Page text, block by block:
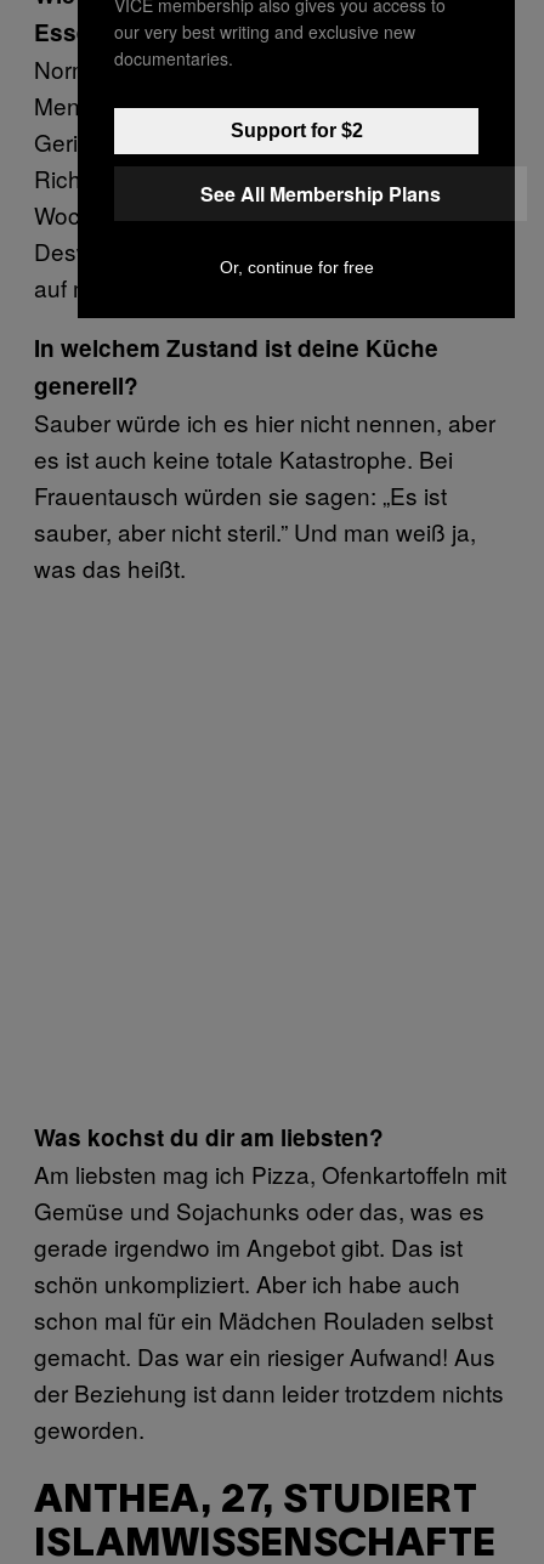
Essen aus?
Normalerweise esse ich mittags in der
Mensa, da gibt’s jeden Tag ein veganes
Gericht, und abends koche ich dann was.
Richtig essen gehe ich selten, höchstens am
Wochenende. Und dann eher Kuchen, hehe.
Deswegen komme ich in der Woche auch nur
auf maximal 40 Euro, die ich ausgebe.
In welchem Zustand ist deine Küche
generell?
Sauber würde ich es hier nicht nennen, aber
es ist auch keine totale Katastrophe. Bei
Frauentausch würden sie sagen: „Es ist
sauber, aber nicht steril.” Und man weiß ja,
was das heißt.
Was kochst du dir am liebsten?
Am liebsten mag ich Pizza, Ofenkartoffeln mit
Gemüse und Sojachunks oder das, was es
gerade irgendwo im Angebot gibt. Das ist
schön unkompliziert. Aber ich habe auch
schon mal für ein Mädchen Rouladen selbst
gemacht. Das war ein riesiger Aufwand! Aus
der Beziehung ist dann leider trotzdem nichts
geworden.
ANTHEA, 27, STUDIERT
ISLAMWISSENSCHAFTE
our very best writing and exclusive new
documentaries.
Support for $2
See All Membership Plans
Or, continue for free